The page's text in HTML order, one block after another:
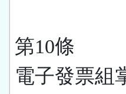
第10條
電子發票組